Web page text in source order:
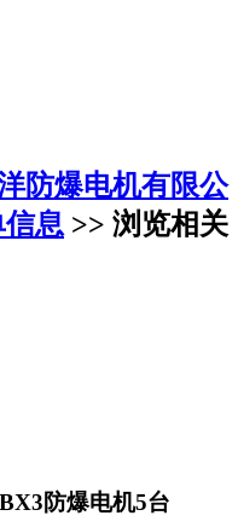
防爆电机有限公
息 >> 浏览相关
防爆电机5台